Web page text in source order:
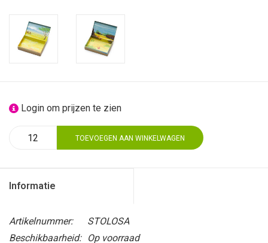
Login om prijzen te zien
TOEVOEGEN AAN WINKELWAGEN
Informatie
Artikelnummer:
STOLOSA
Beschikbaarheid:
Op voorraad